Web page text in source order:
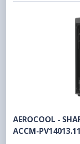
AEROCOOL -
ACCM-PV14013.11